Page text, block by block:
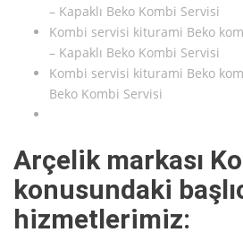
– Kapaklı Beko Kombi Servisi
Kombi servisi kiturami Beko
– Kapaklı Beko Kombi Servisi
Kombi servisi kiturami Beko
Beko Kombi Servisi
Arçelik markası
konusundaki
hizmetlerimiz: